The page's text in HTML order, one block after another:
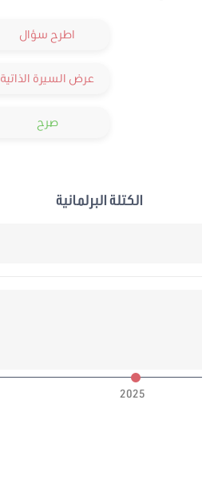
اطرح سؤال
عرض السيرة الذاتية
صرح
الكتلة البرلمانية
2025